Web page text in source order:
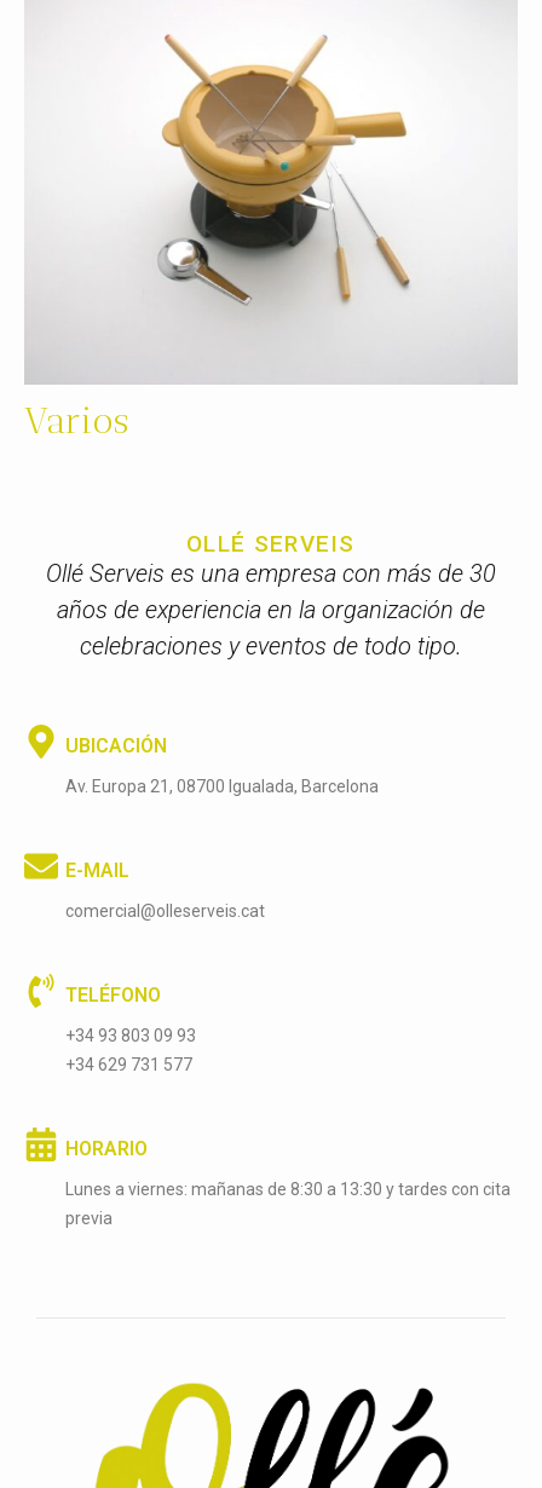
Varios
OLLÉ SERVEIS
Ollé Serveis es una empresa con más de 30
años de experiencia en la organización de
celebraciones y eventos de todo tipo.
UBICACIÓN
Av. Europa 21, 08700 Igualada, Barcelona
E-MAIL
comercial@olleserveis.cat
TELÉFONO
+34 93 803 09 93
+34 629 731 577
HORARIO
Lunes a viernes: mañanas de 8:30 a 13:30 y tardes con cita
previa